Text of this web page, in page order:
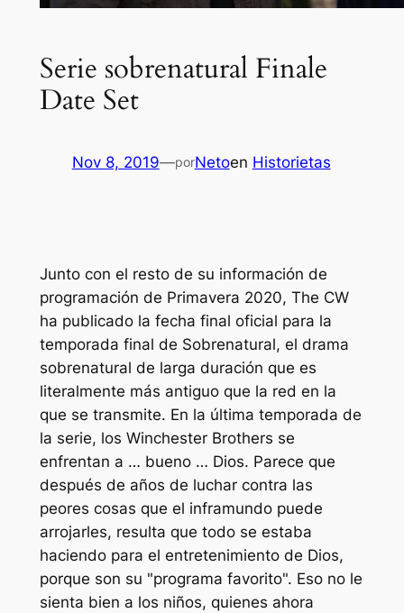
Serie sobrenatural Finale
Date Set
Nov 8, 2019—porNetoen Historietas
Junto con el resto de su información de
programación de Primavera 2020, The CW
ha publicado la fecha final oficial para la
temporada final de Sobrenatural, el drama
sobrenatural de larga duración que es
literalmente más antiguo que la red en la
que se transmite. En la última temporada de
la serie, los Winchester Brothers se
enfrentan a … bueno … Dios. Parece que
después de años de luchar contra las
peores cosas que el inframundo puede
arrojarles, resulta que todo se estaba
haciendo para el entretenimiento de Dios,
porque son su "programa favorito". Eso no le
sienta bien a los niños, quienes ahora